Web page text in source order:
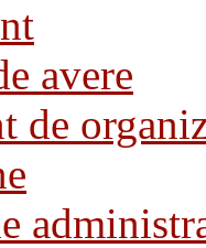
avere
de